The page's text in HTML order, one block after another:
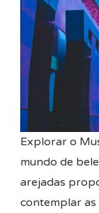
Explorar o
mundo de
arejadas
contemplar